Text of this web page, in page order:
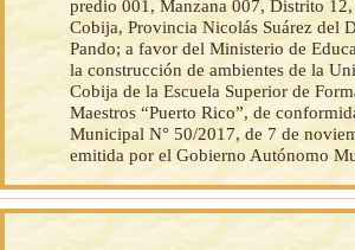
predio 001, Manzana 007, Distrito
Cobija, Provincia Nicolás Suárez del
Pando; a favor del Ministerio de
la construcción de ambientes de la
Cobija de la Escuela Superior de
Maestros “Puerto Rico”, de
Municipal N° 50/2017, de 7 de
emitida por el Gobierno Autónomo